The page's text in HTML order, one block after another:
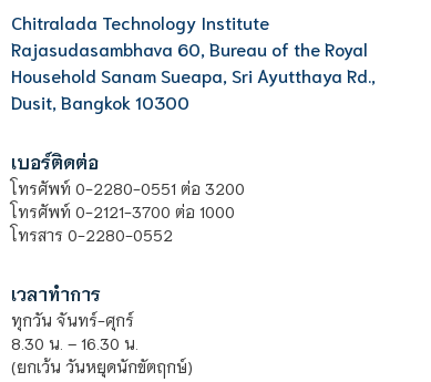
Chitralada Technology Institute
Rajasudasambhava 60, Bureau of the Royal
Household Sanam Sueapa, Sri Ayutthaya Rd.,
Dusit, Bangkok 10300
เบอร์ติดต่อ
โทรศัพท์ 0-2280-0551 ต่อ 3200
โทรศัพท์ 0-2121-3700 ต่อ 1000
โทรสาร 0-2280-0552
เวลาทำการ
ทุกวัน จันทร์-ศุกร์
8.30 น. – 16.30 น.
(ยกเว้น วันหยุดนักขัตฤกษ์)